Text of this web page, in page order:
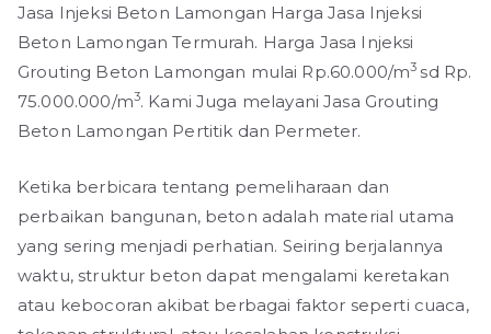
Jasa Injeksi Beton Lamongan Harga Jasa Injeksi
Beton Lamongan Termurah. Harga Jasa Injeksi
Grouting Beton Lamongan mulai Rp.60.000/m3 sd Rp.
75.000.000/m3. Kami Juga melayani Jasa Grouting
Beton Lamongan Pertitik dan Permeter.
Ketika berbicara tentang pemeliharaan dan
perbaikan bangunan, beton adalah material utama
yang sering menjadi perhatian. Seiring berjalannya
waktu, struktur beton dapat mengalami keretakan
atau kebocoran akibat berbagai faktor seperti cuaca,